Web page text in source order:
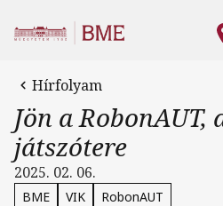
Hírfolyam
Jön a
játszótere
2025. 02. 06.
BME VIK RobonAUT